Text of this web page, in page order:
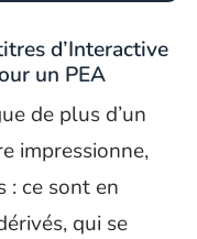
d’Interactive
un PEA
de plus d’un
impressionne,
: ce sont en
qui se